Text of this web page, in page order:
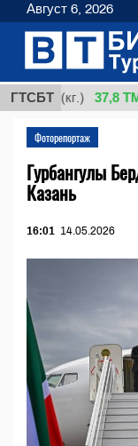
ГТСБТ
1 (кг.) 37,8 ТМТ
Фоторепортаж
Гурбангулы
Казань
16:01 14.05.2026
Август 6, 2026